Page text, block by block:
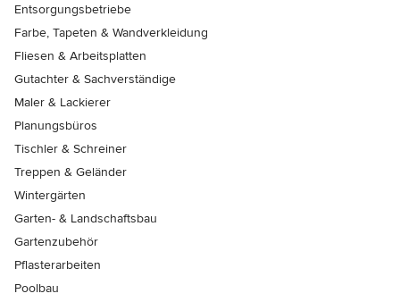
Entsorgungsbetriebe
Farbe, Tapeten & Wandverkleidung
Fliesen & Arbeitsplatten
Gutachter & Sachverständige
Maler & Lackierer
Planungsbüros
Tischler & Schreiner
Treppen & Geländer
Wintergärten
Garten- & Landschaftsbau
Gartenzubehör
Pflasterarbeiten
Poolbau